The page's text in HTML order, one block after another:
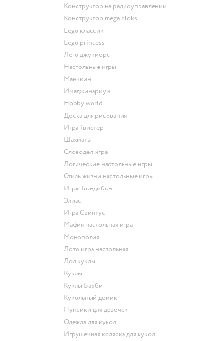
Конструктор на радиоуправлении
Конструктор mega bloks
Lego классик
Lego princess
Лего джуниорс
Настольные игры
Манчкин
Имаджинариум
Hobby world
Доска для рисования
Игра Твистер
Шахматы
Словодел игра
Логические настольные игры
Стиль жизни настольные игры
Игры Бондибон
Элиас
Игра Свинтус
Мафия настольная игра
Монополия
Лото игра настольная
Лол куклы
Куклы
Куклы Барби
Кукольный домик
Пупсики для девочек
Одежда для кукол
Игрушечная коляска для кукол